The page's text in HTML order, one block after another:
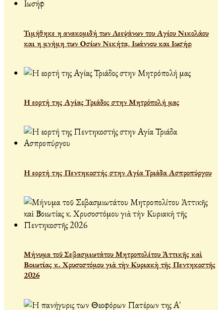
Τιμήθηκε η ανακομιδή των Λειψάνων του Αγίου Νικολάου
και η μνήμη των Οσίων Νικήτα, Ιωάννου και Ιωσήφ
Η εορτή της Αγίας Τριάδος στην Μητρόπολή μας
Η εορτή της Πεντηκοστής στην Αγία Τριάδα Ασπροπύργου
Μήνυμα τοῦ Σεβασμιωτάτου Μητροπολίτου Ἀττικῆς καὶ
Βοιωτίας κ. Χρυσοστόμου γιὰ τὴν Κυριακὴ τῆς Πεντηκοστῆς
2026